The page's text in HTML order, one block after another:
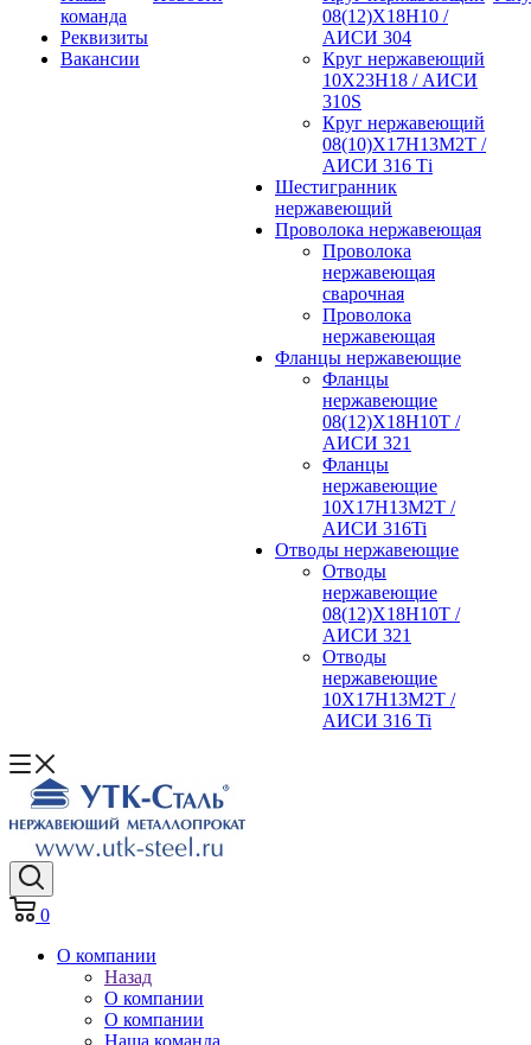
команда
Реквизиты
Вакансии
08(12)Х18Н10 /
АИСИ 304
Круг нержавеющий
10Х23Н18 / АИСИ
310S
Круг нержавеющий
08(10)Х17Н13М2Т /
АИСИ 316 Тi
Шестигранник
нержавеющий
Проволока нержавеющая
Проволока
нержавеющая
сварочная
Проволока
нержавеющая
Фланцы нержавеющие
Фланцы
нержавеющие
08(12)Х18Н10Т /
АИСИ 321
Фланцы
нержавеющие
10Х17Н13М2Т /
АИСИ 316Ti
Отводы нержавеющие
Отводы
нержавеющие
08(12)Х18Н10Т /
АИСИ 321
Отводы
нержавеющие
10Х17Н13М2Т /
АИСИ 316 Ti
0
О компании
Назад
О компании
О компании
Наша команда